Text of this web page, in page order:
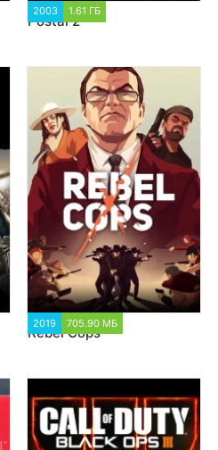
2003 1.61 ГБ
Postal 2
2019 705.90 МБ
Rebel Cops